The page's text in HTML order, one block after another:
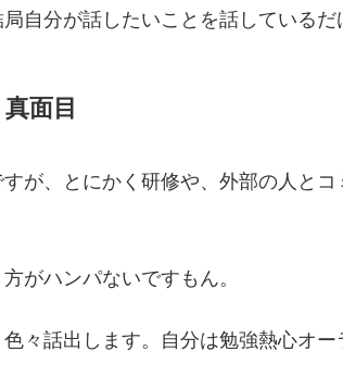
自分が話したいことを話しているだ
面目
が、とにかく研修や、外部の人と
がハンパないですもん。
々話出します。自分は勉強熱心オー